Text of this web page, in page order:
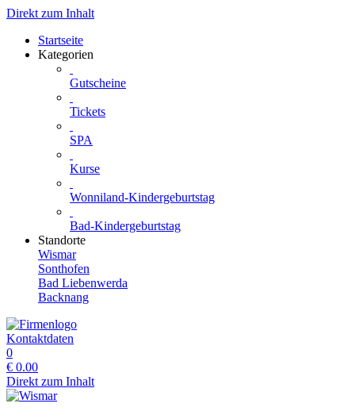
Direkt zum Inhalt
Startseite
Kategorien
Gutscheine
Tickets
SPA
Kurse
Wonniland-Kindergeburtstag
Bad-Kindergeburtstag
Standorte
Wismar
Sonthofen
Bad Liebenwerda
Backnang
Kontaktdaten
0
€ 0.00
Direkt zum Inhalt